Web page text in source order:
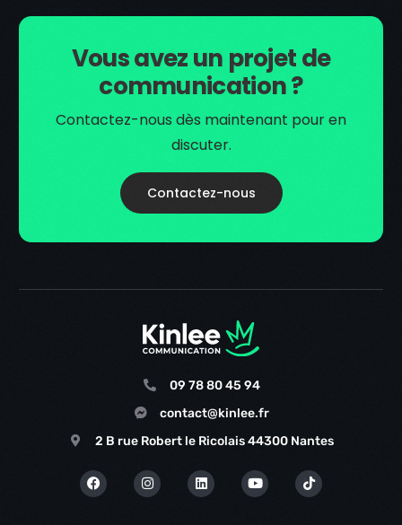
Vous avez un projet de
communication ?
Contactez-nous dès maintenant pour en
discuter.
Contactez-nous
09 78 80 45 94
contact@kinlee.fr
2 B rue Robert le Ricolais 44300 Nantes